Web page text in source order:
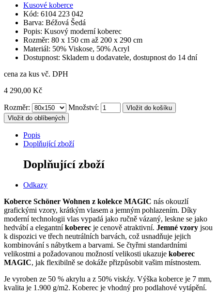
Kusové koberce
Kód: 6104 223 042
Barva: Béžová Šedá
Popis: Kusový moderní koberec
Rozměr: 80 x 150 cm až 200 x 290 cm
Materiál: 50% Viskose, 50% Acryl
Dostupnost: Skladem u dodavatele, dostupnost do 14 dní
cena za kus vč. DPH
4 290,00 Kč
Rozměr: Množství:
Vložit do oblíbených
Popis
Doplňující zboží
Doplňující zboží
Odkazy
Koberce Schöner Wohnen z kolekce MAGIC nás okouzlí
grafickými vzory, krátkým vlasem a jemným pohlazením. Díky
moderní technologii vlas vypadá jako ručně vázaný, leskne se jako
hedvábí a elegantníkoberec je cenově atraktivní. Jemné vzory jsou
k dispozici ve třech neutrálních barvách, což usnadňuje jejich
kombinování s nábytkem a barvami. Se čtyřmi standardními
velikostmi a požadovanou možností velikosti ukazuje koberec
MAGIC, jak flexibilně se dokáže přizpůsobit vašim místnostem.
Je vyroben ze 50 % akrylu a z 50% viskźy. Výška koberce je 7 mm,
kvalita je 1.900 g/m2. Koberec je vhodný pro podlahové vytápění.